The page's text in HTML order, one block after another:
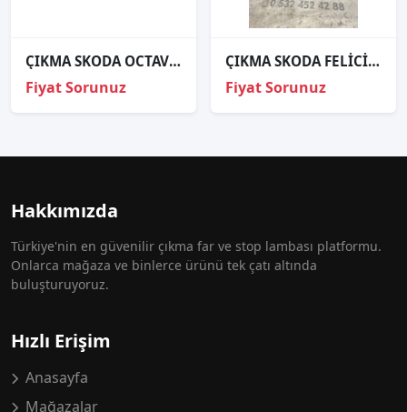
ÇIKMA SKODA OCTAVİA SOL ÖN FAR 5E1941015D
Fiyat Sorunuz
ÇIKMA SKODA FELİCİA SOL FAR ALT BRAKETİ 98-01
Fiyat Sorunuz
Hakkımızda
Türkiye'nin en güvenilir çıkma far ve stop lambası platformu.
Onlarca mağaza ve binlerce ürünü tek çatı altında
buluşturuyoruz.
Hızlı Erişim
Anasayfa
Mağazalar